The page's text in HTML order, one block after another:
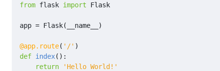
from flask import Flask
app = Flask( __name__ )
@app.route( '/' )
def index():
return
'Hello World!'